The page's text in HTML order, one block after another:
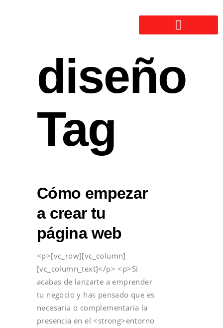
diseño
Tag
Cómo empezar
a crear tu
página web
<p>[vc_row][vc_column]
[vc_column_text]</p> <p>Si
acabas de lanzarte a emprender
tu negocio y has pensado que es
necesaria o complementaria la
presencia en el <strong>entorno